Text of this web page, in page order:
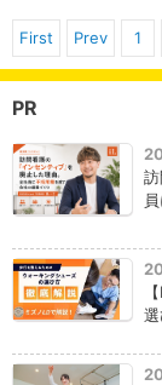
First Prev 1
PR